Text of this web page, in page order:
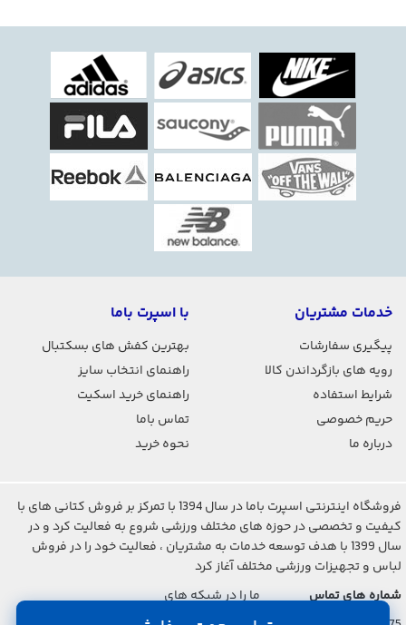
خدمات مشتریان
پیگیری سفارشات
رویه های بازگرداندن کالا
شرایط استفاده
حریم خصوصی
درباره ما
با اسپرت باما
بهترین کفش های بسکتبال
راهنمای انتخاب سایز
راهنمای خرید اسکیت
تماس باما
نحوه خرید
فروشگاه اینترنتی اسپرت باما در سال 1394 با تمرکز بر فروش کتانی های با
کیفیت و تخصصی در حوزه های مختلف ورزشی شروع به فعالیت کرد و در
سال 1399 با هدف توسعه خدمات به مشتریان ، فعالیت خود را در فروش
لباس و تجهیزات ورزشی مختلف آغاز کرد
شماره های تماس
ما را در شبکه های
اجتماعی دنبال کنید